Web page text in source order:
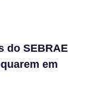
do SEBRAE
em